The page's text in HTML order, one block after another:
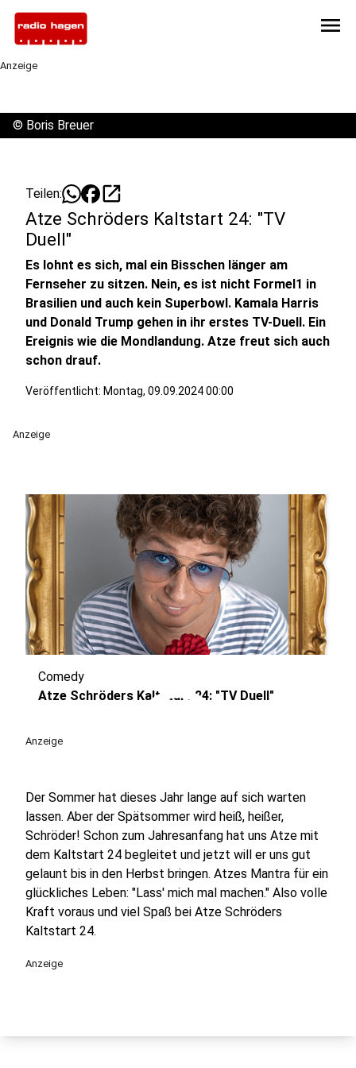
menu
Anzeige
© Boris Breuer
Teilen: open_in_new
Atze Schröders Kaltstart 24: "TV
Duell"
Es lohnt es sich, mal ein Bisschen länger am
Fernseher zu sitzen. Nein, es ist nicht Formel1 in
Brasilien und auch kein Superbowl. Kamala Harris
und Donald Trump gehen in ihr erstes TV-Duell. Ein
Ereignis wie die Mondlandung. Atze freut sich auch
schon drauf.
Veröffentlicht: Montag, 09.09.2024 00:00
Anzeige
play_circle
Comedy
Atze Schröders Kaltstart 24: "TV Duell"
Anzeige
Der Sommer hat dieses Jahr lange auf sich warten
lassen. Aber der Spätsommer wird heiß, heißer,
Schröder! Schon zum Jahresanfang hat uns Atze mit
dem Kaltstart 24 begleitet und jetzt will er uns gut
gelaunt bis in den Herbst bringen. Atzes Mantra für ein
glückliches Leben: "Lass' mich mal machen." Also volle
Kraft voraus und viel Spaß bei Atze Schröders
Kaltstart 24.
Anzeige